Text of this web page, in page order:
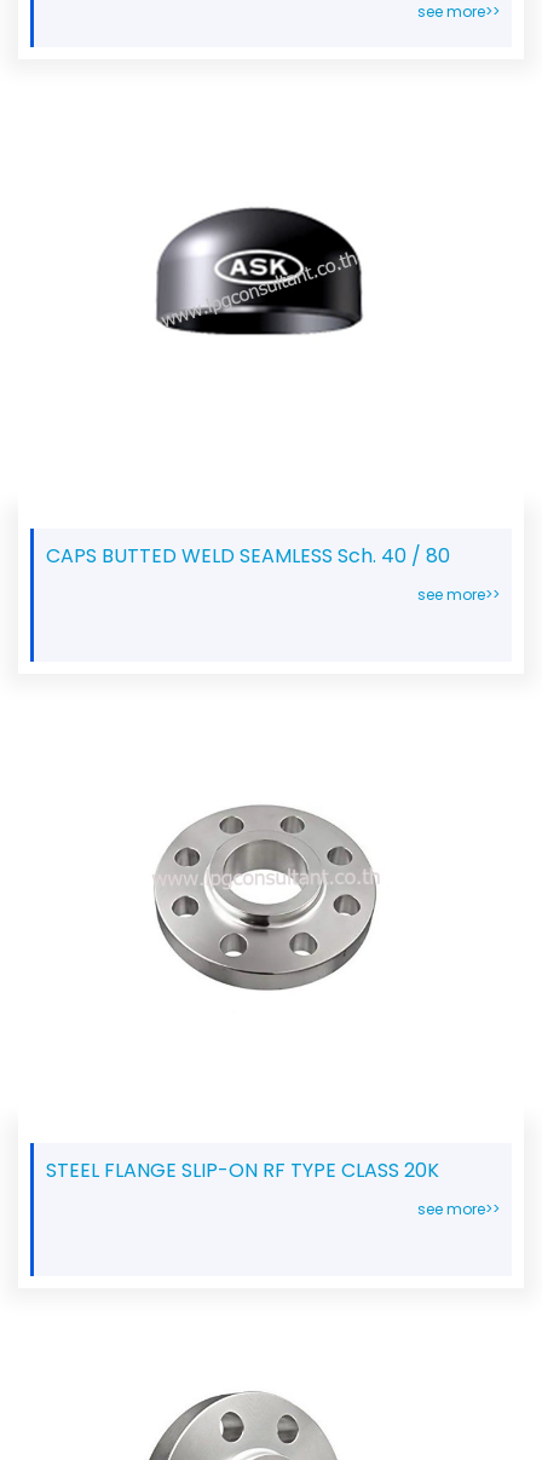
see more>>
CAPS BUTTED WELD SEAMLESS Sch. 40 / 80
see more>>
STEEL FLANGE SLIP-ON RF TYPE CLASS 20K
see more>>